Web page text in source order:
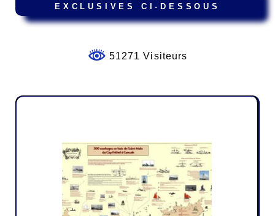
EXCLUSIVES CI-DESSOUS
51271 Visiteurs